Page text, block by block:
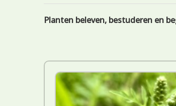
Planten beleven, bestuderen en